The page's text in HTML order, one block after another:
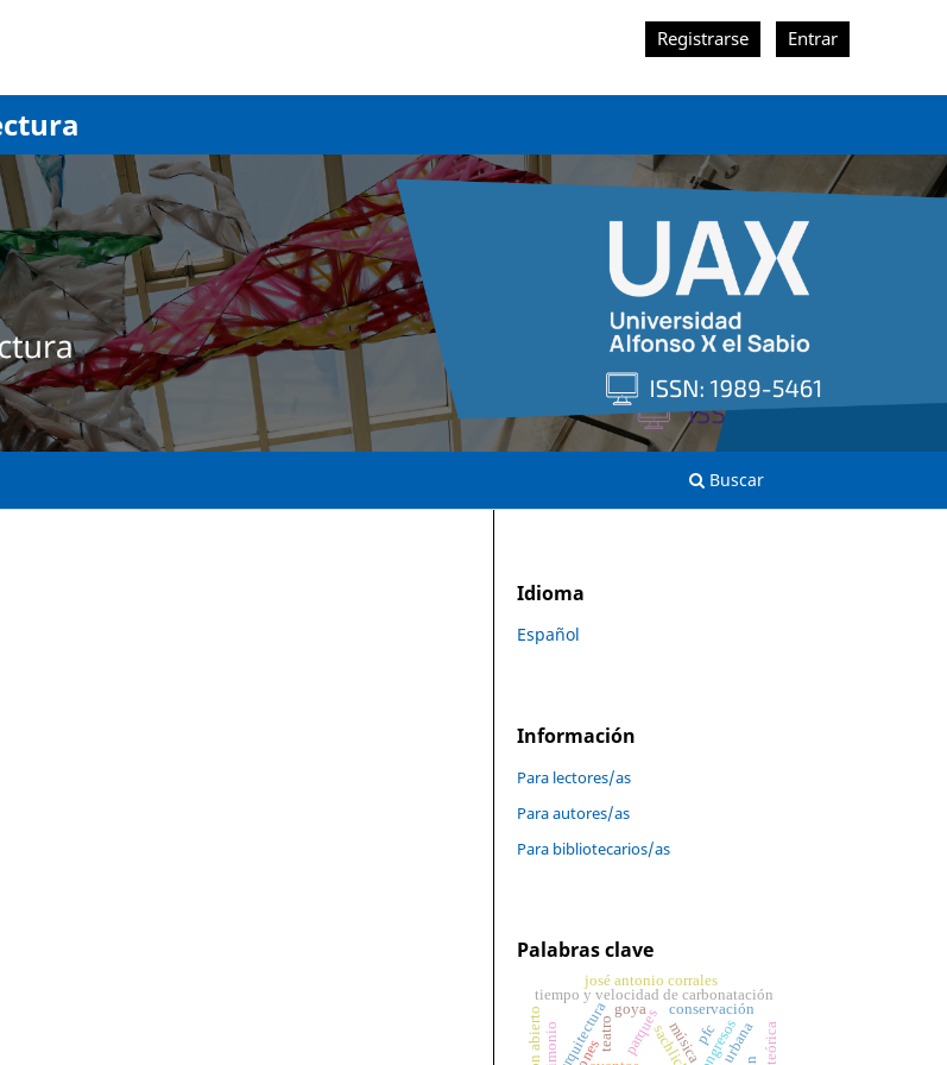
Buscar
Registrarse Entrar
Idioma
Español
Información
Para lectores/as
Para autores/as
Para bibliotecarios/as
Palabras clave
parques congresos
arquitectura música
teatro pfc
tiempo y velocidad de carbonatación
josé antonio corrales
conservación
goya
urbana